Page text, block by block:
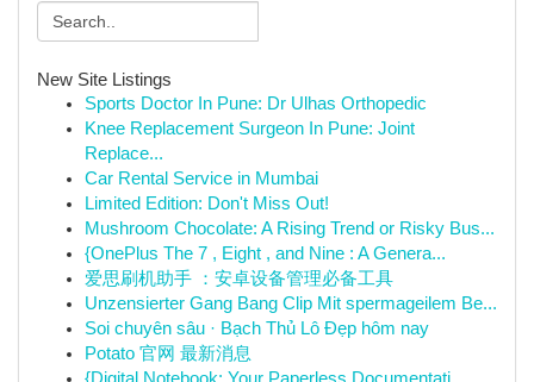
New Site Listings
Sports Doctor In Pune: Dr Ulhas Orthopedic
Knee Replacement Surgeon In Pune: Joint
Replace...
Car Rental Service in Mumbai
Limited Edition: Don't Miss Out!
Mushroom Chocolate: A Rising Trend or Risky Bus...
{OnePlus The 7 , Eight , and Nine : A Genera...
爱思刷机助手 ：安卓设备管理必备工具
Unzensierter Gang Bang Clip Mit spermageilem Be...
Soi chuyên sâu · Bạch Thủ Lô Đẹp hôm nay
Potato 官网 最新消息